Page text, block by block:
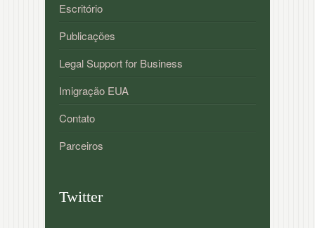
Escritório
Publicações
Legal Support for Business
Imigração EUA
Contato
Parceiros
Twitter